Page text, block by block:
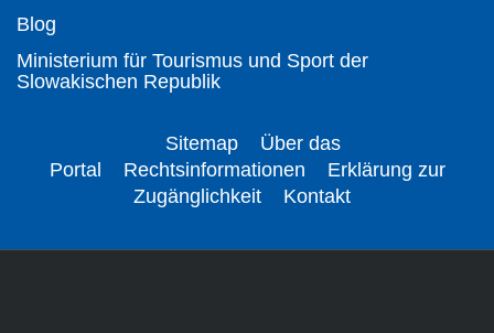
Blog
Ministerium für Tourismus und Sport der
Slowakischen Republik
Sitemap
Über das
Portal
Rechtsinformationen
Erklärung zur
Zugänglichkeit
Kontakt